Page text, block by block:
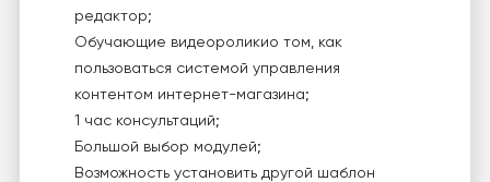
редактор;
Обучающие видеороликио том, как
пользоваться системой управления
контентом интернет-магазина;
1 час консультаций;
Большой выбор модулей;
Возможность установить другой шаблон